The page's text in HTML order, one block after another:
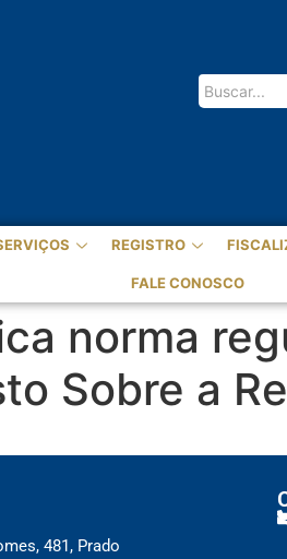
REGISTRO
FALE CONOSCO
norma
Sobre a
481, Prado